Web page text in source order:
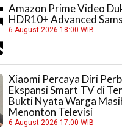
Amazon Prime Video
HDR10+ Advanced
6 August 2026 18:00 WIB
Xiaomi Percaya Diri
Ekspansi Smart TV di
Bukti Nyata Warga
Menonton Televisi
6 August 2026 17:00 WIB